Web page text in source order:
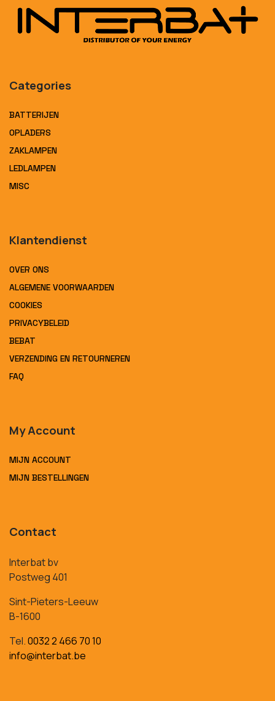
Categories
BATTERIJEN
OPLADERS
ZAKLAMPEN
LEDLAMPEN
MISC
Klantendienst
OVER ONS
ALGEMENE VOORWAARDEN
COOKIES
PRIVACYBELEID
BEBAT
VERZENDING EN RETOURNEREN
FAQ
My Account
MIJN ACCOUNT
MIJN BESTELLINGEN
Contact
Interbat bv
Postweg 401
Sint-Pieters-Leeuw
B-1600
Tel.0032 2 466 70 10
info@interbat.be